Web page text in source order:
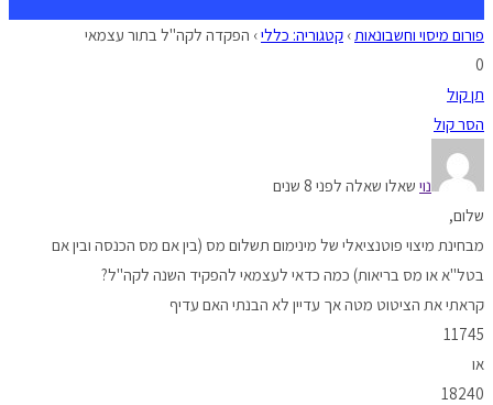
פורום מיסוי וחשבונאות› קטגוריה: כללי› הפקדה לקה"ל בתור עצמאי
0
תן קול
הסר קול
נוי שאלו שאלה לפני 8 שנים
שלום,
מבחינת מיצוי פוטנציאלי של מינימום תשלום מס (בין אם מס הכנסה ובין אם
בטל"א או מס בריאות) כמה כדאי לעצמאי להפקיד השנה לקה"ל?
קראתי את הציטוט מטה אך עדיין לא הבנתי האם עדיף
11745
או
18240